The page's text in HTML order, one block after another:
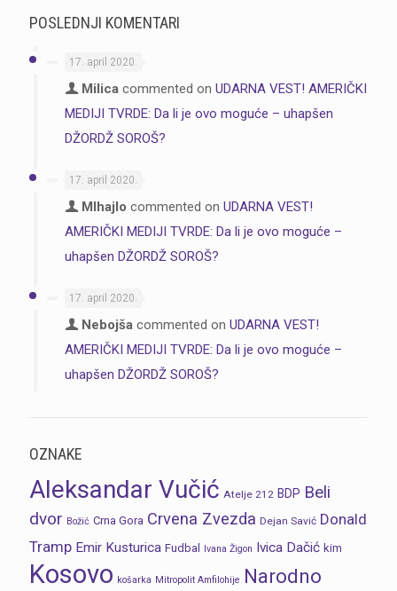
POSLEDNJI KOMENTARI
17. april 2020.
Milica commented on UDARNA VEST! AMERIČKI
MEDIJI TVRDE: Da li je ovo moguće – uhapšen
DŽORDŽ SOROŠ?
17. april 2020.
MIhajlo commented on UDARNA VEST!
AMERIČKI MEDIJI TVRDE: Da li je ovo moguće –
uhapšen DŽORDŽ SOROŠ?
17. april 2020.
Nebojša commented on UDARNA VEST!
AMERIČKI MEDIJI TVRDE: Da li je ovo moguće –
uhapšen DŽORDŽ SOROŠ?
OZNAKE
Aleksandar Vučić Atelje 212 BDP Beli
dvor Božić Crna Gora Crvena Zvezda Dejan Savić Donald
Tramp Emir Kusturica Fudbal Ivana Žigon Ivica Dačić kim
Kosovo košarka Mitropolit Amfilohije Narodno